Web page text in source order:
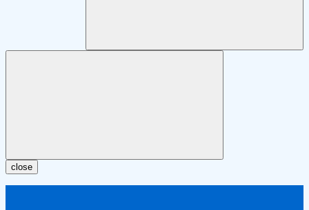
close